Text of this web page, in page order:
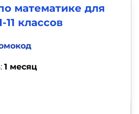
математике для
классов
1 месяц